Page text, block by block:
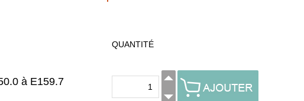
à E159.7
QUANTITÉ